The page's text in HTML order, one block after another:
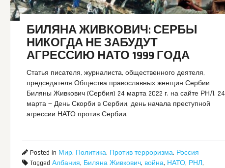
БИЛЯНА ЖИВКОВИЧ: СЕРБЫ
НИКОГДА НЕ ЗАБУДУТ
АГРЕССИЮ НАТО 1999 ГОДА
Статья писателя, журналиста, общественного деятеля,
председателя Общества православных женщин Сербии
Биляны Живкович (Сербия) 24 марта 2022 г. на сайте РНЛ. 24
марта — День Скорби в Сербии, день начала преступной
агрессии НАТО против Сербии.
Posted in Мир, Политика, Против терроризма, Россия
Tagged Албания, Биляна Живкович, война, НАТО, РНЛ,